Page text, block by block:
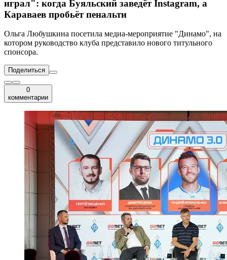
играл": когда Буяльский заведёт Instagram, а
Караваев пробьёт пенальти
Ольга Любушкина посетила медиа-мероприятие "Динамо", на
котором руководство клуба представило нового титульного
спонсора.
Поделиться
0
комментарии